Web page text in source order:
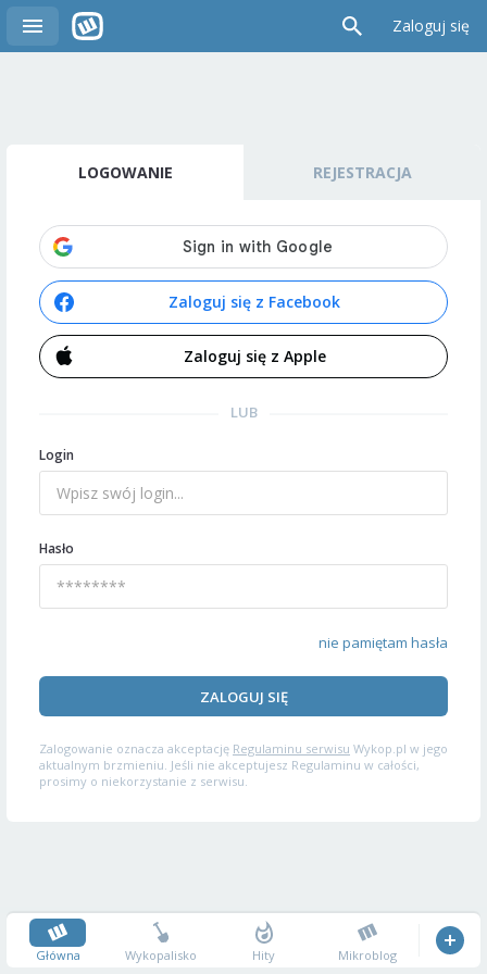
Zaloguj się
LOGOWANIE REJESTRACJA
Zaloguj się z Facebook
Zaloguj się z Apple
LUB
Login
Hasło
nie pamiętam hasła
ZALOGUJ SIĘ
Zalogowanie oznacza akceptację Regulaminu serwisu Wykop.pl w jego
aktualnym brzmieniu. Jeśli nie akceptujesz Regulaminu w całości,
prosimy o niekorzystanie z serwisu.
Główna Wykopalisko Hity Mikroblog